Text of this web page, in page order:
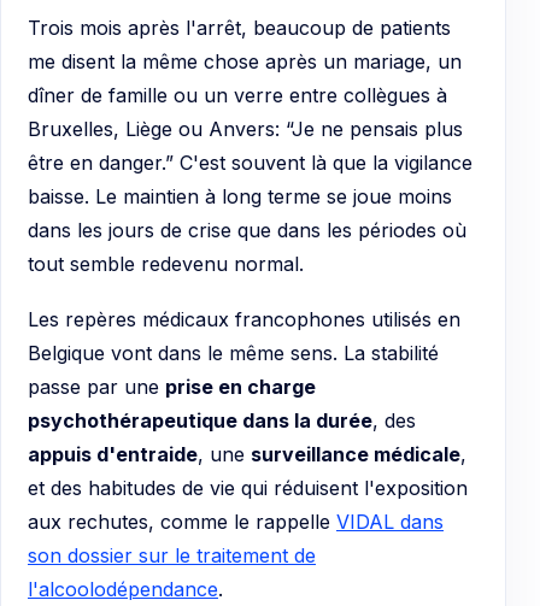
Trois mois après l'arrêt, beaucoup de patients
me disent la même chose après un mariage, un
dîner de famille ou un verre entre collègues à
Bruxelles, Liège ou Anvers: “Je ne pensais plus
être en danger.” C'est souvent là que la vigilance
baisse. Le maintien à long terme se joue moins
dans les jours de crise que dans les périodes où
tout semble redevenu normal.
Les repères médicaux francophones utilisés en
Belgique vont dans le même sens. La stabilité
passe par une prise en charge
psychothérapeutique dans la durée, des
appuis d'entraide, une surveillance médicale,
et des habitudes de vie qui réduisent l'exposition
aux rechutes, comme le rappelle VIDAL dans
son dossier sur le traitement de
l'alcoolodépendance.